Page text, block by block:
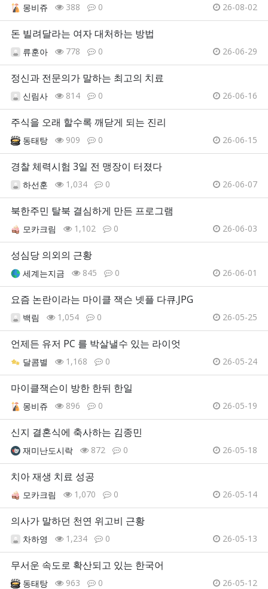
몽비쥬 388 0 26-08-02
돈 빌려달라는 여자 대처하는 방법
류훈아 778 0 26-06-29
정신과 전문의가 말하는 최고의 치료
신림사 814 0 26-06-16
주식을 오래 할수록 깨닫게 되는 진리
동태탕 909 0 26-06-15
경찰 체력시험 3일 전 맹장이 터졌다
하선훈 1,034 0 26-06-07
북한주민 탈북 결심하게 만든 프로그램
모카크림 1,102 0 26-06-03
성심당 의외의 근황
세계는지금 845 0 26-06-01
요즘 논란이라는 마이클 잭슨 넷플 다큐.JPG
백림 1,054 0 26-05-25
언제든 유저 PC 를 박살낼수 있는 라이엇
달콤별 1,168 0 26-05-24
마이클잭슨이 방한 한뒤 한일
몽비쥬 896 0 26-05-19
신지 결혼식에 축사하는 김종민
재미난도시락 872 0 26-05-18
치아 재생 치료 성공
모카크림 1,070 0 26-05-14
의사가 말하던 천연 위고비 근황
차하영 1,234 0 26-05-13
무서운 속도로 확산되고 있는 한국어
동태탕 963 0 26-05-12